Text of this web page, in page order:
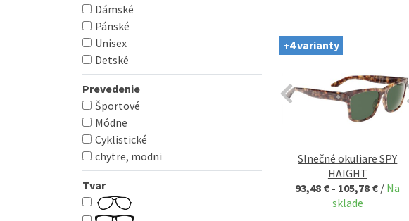
Dámské
Pánské
Unisex
Detské
Prevedenie
Športové
Módne
Cyklistické
chytre, modni
Tvar
+4 varianty
Slnečné okuliare SPY
HAIGHT
93,48 € - 105,78 € / Na
sklade